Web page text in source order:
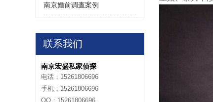
南京婚前调查案例
联系我们
南京宏盛私家侦探
电话：15261806696
手机：15261806696
QQ：15261806696